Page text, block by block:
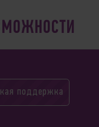
поддержка